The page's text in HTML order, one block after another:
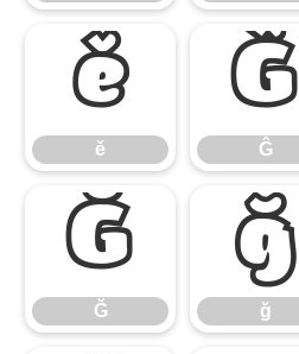
ě
ě
Ĝ
Ĝ
Ğ
Ğ
ğ
ğ